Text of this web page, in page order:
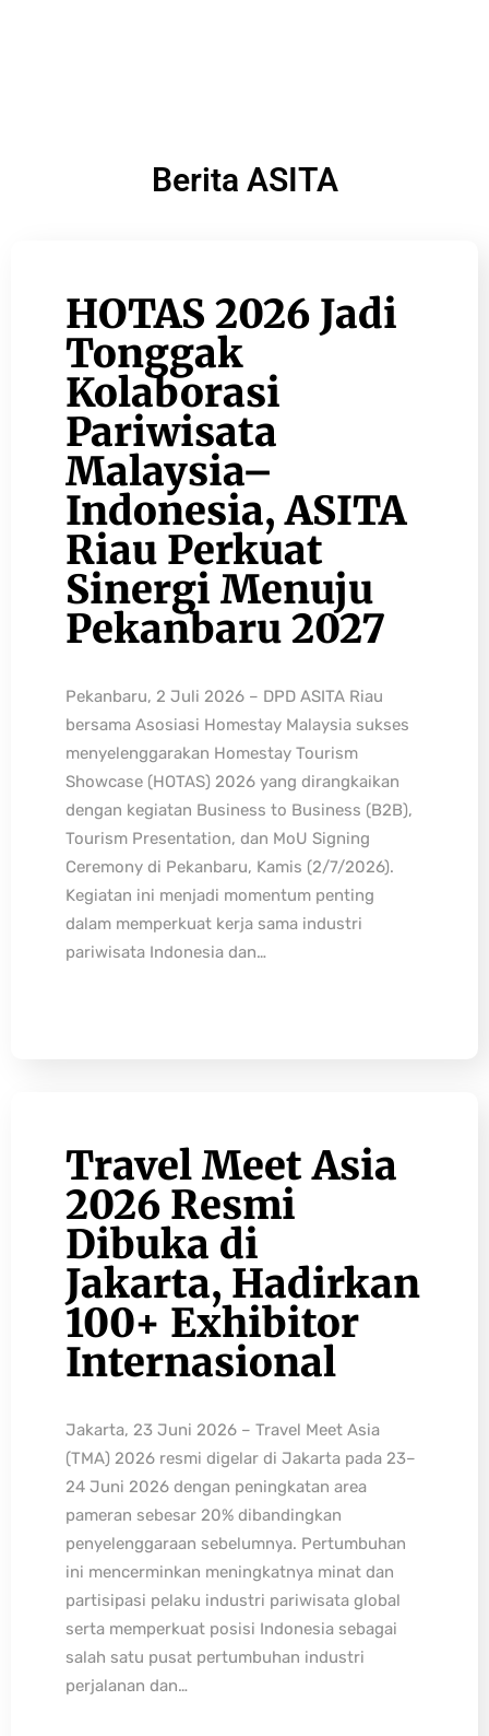
Berita ASITA
HOTAS 2026 Jadi
Tonggak
Kolaborasi
Pariwisata
Malaysia–
Indonesia, ASITA
Riau Perkuat
Sinergi Menuju
Pekanbaru 2027
Pekanbaru, 2 Juli 2026 – DPD ASITA Riau
bersama Asosiasi Homestay Malaysia sukses
menyelenggarakan Homestay Tourism
Showcase (HOTAS) 2026 yang dirangkaikan
dengan kegiatan Business to Business (B2B),
Tourism Presentation, dan MoU Signing
Ceremony di Pekanbaru, Kamis (2/7/2026).
Kegiatan ini menjadi momentum penting
dalam memperkuat kerja sama industri
pariwisata Indonesia dan…
Travel Meet Asia
2026 Resmi
Dibuka di
Jakarta, Hadirkan
100+ Exhibitor
Internasional
Jakarta, 23 Juni 2026 – Travel Meet Asia
(TMA) 2026 resmi digelar di Jakarta pada 23–
24 Juni 2026 dengan peningkatan area
pameran sebesar 20% dibandingkan
penyelenggaraan sebelumnya. Pertumbuhan
ini mencerminkan meningkatnya minat dan
partisipasi pelaku industri pariwisata global
serta memperkuat posisi Indonesia sebagai
salah satu pusat pertumbuhan industri
perjalanan dan…